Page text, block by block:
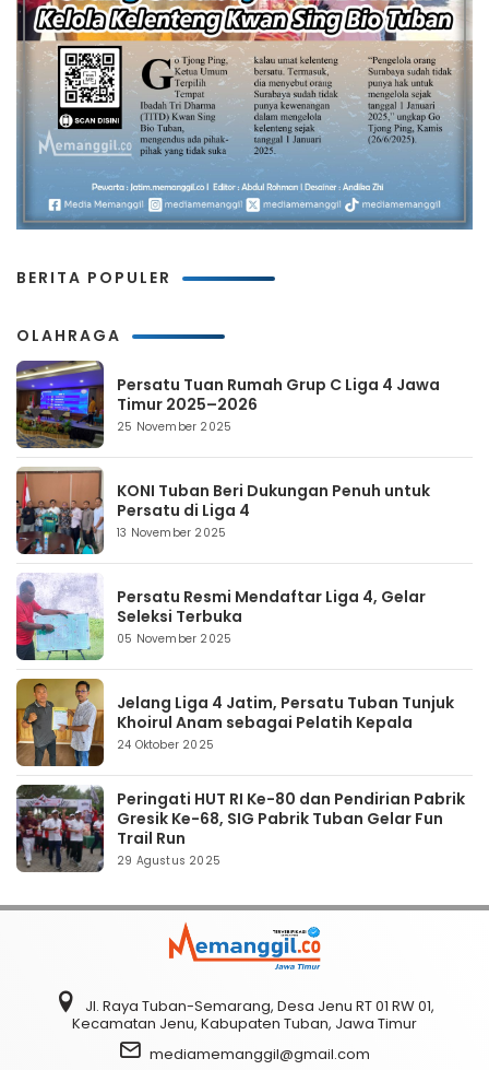
BERITA POPULER
OLAHRAGA
Persatu Tuan Rumah Grup C Liga 4 Jawa
Timur 2025–2026
25 November 2025
KONI Tuban Beri Dukungan Penuh untuk
Persatu di Liga 4
13 November 2025
Persatu Resmi Mendaftar Liga 4, Gelar
Seleksi Terbuka
05 November 2025
Jelang Liga 4 Jatim, Persatu Tuban Tunjuk
Khoirul Anam sebagai Pelatih Kepala
24 Oktober 2025
Peringati HUT RI Ke-80 dan Pendirian Pabrik
Gresik Ke-68, SIG Pabrik Tuban Gelar Fun
Trail Run
29 Agustus 2025
Jl. Raya Tuban-Semarang, Desa Jenu RT 01 RW 01,
Kecamatan Jenu, Kabupaten Tuban, Jawa Timur
mediamemanggil@gmail.com